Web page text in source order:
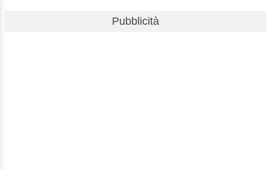
Pubblicità